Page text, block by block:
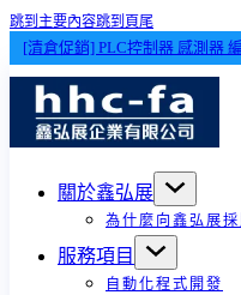
跳到主要內容跳到頁尾
[清倉促銷] PLC控制器 感測器
關於鑫弘展
為什麼向鑫弘展採
服務項目
自動化程式開發